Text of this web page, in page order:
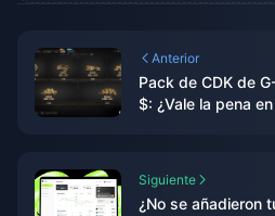
Anterior
Pack de CDK de
$: ¿Vale la pena
Siguiente
¿No se añadieron